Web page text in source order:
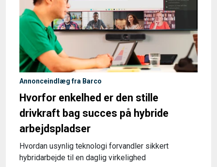
Annonceindlæg fra Barco
Hvorfor enkelhed er den stille
drivkraft bag succes på hybride
arbejdspladser
Hvordan usynlig teknologi forvandler sikkert
hybridarbejde til en daglig virkelighed